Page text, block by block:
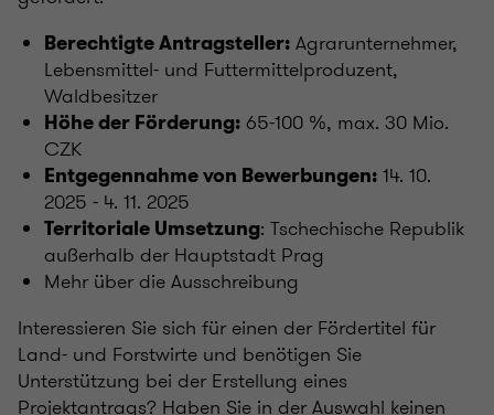
Berechtigte Antragsteller: Agrarunternehmer,
Lebensmittel- und Futtermittelproduzent,
Waldbesitzer
Höhe der Förderung: 65-100 %, max. 30 Mio.
CZK
Entgegennahme von Bewerbungen: 14. 10.
2025 - 4. 11. 2025
Territoriale Umsetzung: Tschechische Republik
außerhalb der Hauptstadt Prag
Mehr über die Ausschreibung
Interessieren Sie sich für einen der Fördertitel für
Land- und Forstwirte und benötigen Sie
Unterstützung bei der Erstellung eines
Projektantrags? Haben Sie in der Auswahl keinen